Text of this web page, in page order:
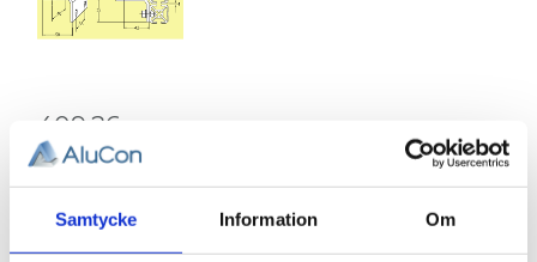
Samtycke Information Om
409,26
Antal